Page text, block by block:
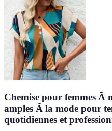
Chemise pour femmes Ã
amples Ã la mode pour
quotidiennes et